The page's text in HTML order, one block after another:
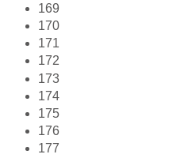
169
170
171
172
173
174
175
176
177